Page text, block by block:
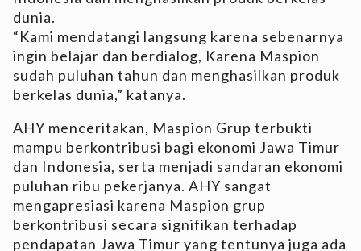
dunia.
“Kami mendatangi langsung karena sebenarnya
ingin belajar dan berdialog, Karena Maspion
sudah puluhan tahun dan menghasilkan produk
berkelas dunia,” katanya.
AHY menceritakan, Maspion Grup terbukti
mampu berkontribusi bagi ekonomi Jawa Timur
dan Indonesia, serta menjadi sandaran ekonomi
puluhan ribu pekerjanya. AHY sangat
mengapresiasi karena Maspion grup
berkontribusi secara signifikan terhadap
pendapatan Jawa Timur yang tentunya juga ada